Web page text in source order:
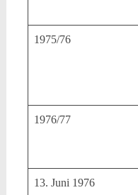
1975/76
1976/77
13. Juni 1976